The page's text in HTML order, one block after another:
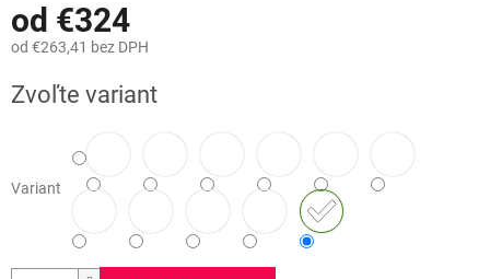
od €324
od €263,41 bez DPH
cena:
Zvoľte variant
Variant